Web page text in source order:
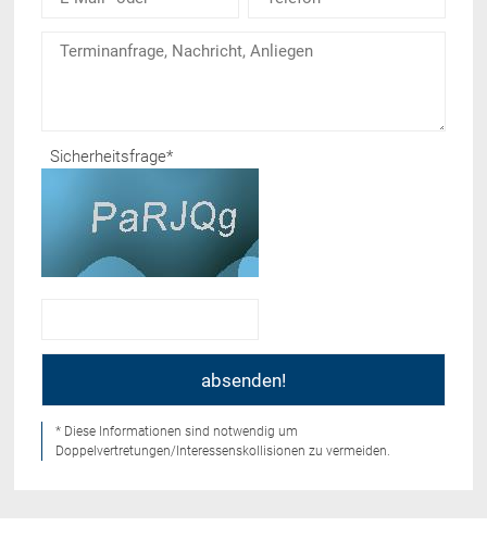
Sicherheitsfrage*
* Diese Informationen sind notwendig um
Doppelvertretungen/Interessenskollisionen zu vermeiden.